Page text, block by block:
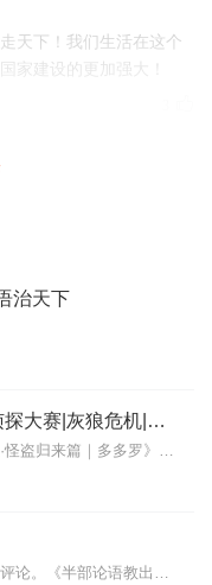
天下！我们生活在这个
家建设的更加强大！
治天下
神探迈克狐· 千面怪盗|侦探大赛|灰狼危机|多多罗
新专辑点击收听《神探迈克狐·怪盗归来篇｜多多罗》！！！>>>点击进入主播橱窗购买《神探迈克狐》系列图书吧!<<<多多罗故事【点击前往】收听多多罗其他好玩有趣的故...
欢迎关注、订阅、分享、五星评论。《半部论语教出好孩子》吴学刚编著世界上没有坏孩子，只有笨方法和坏习惯，好孩子是从小培养出来的。半部《论语》治天下。《论语》是一...